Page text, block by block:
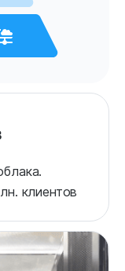
клиентов